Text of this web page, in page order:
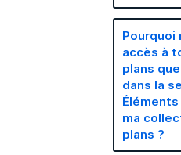
Pourquoi
accès à
plans
dans la
ma
plans ?